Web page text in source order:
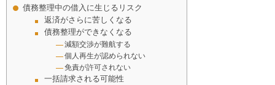
債務整理中の借入に生じるリスク
返済がさらに苦しくなる
債務整理ができなくなる
減額交渉が難航する
個人再生が認められない
免責が許可されない
一括請求される可能性